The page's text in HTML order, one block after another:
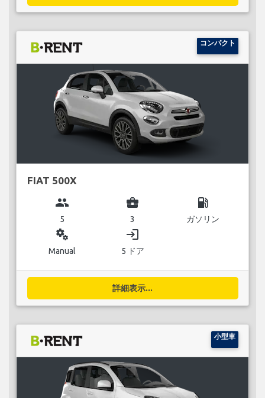
コンパクト
FIAT 500X
group
5
business_center
3
local_gas_station
ガソリン
miscellaneous_services
Manual
login
5 ドア
詳細表示...
小型車